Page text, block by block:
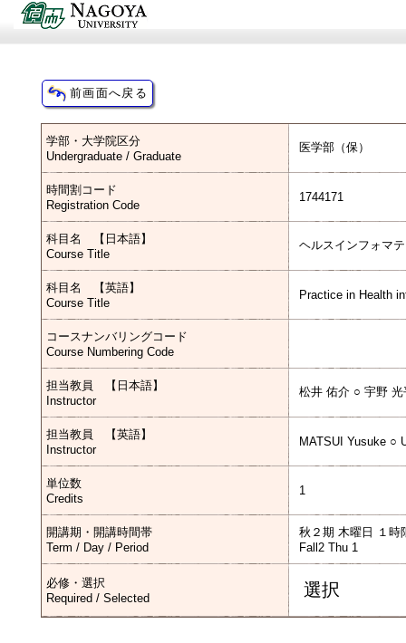
学部・大学院区分
Undergraduate / Graduate
医学部（保）
時間割コード
Registration Code
1744171
科目名 【日本語】
Course Title
ヘルスインフォマ
科目名 【英語】
Course Title
Practice in Health
コースナンバリングコード
Course Numbering Code
担当教員 【日本語】
Instructor
松井 佑介 ○ 宇野
担当教員 【英語】
Instructor
MATSUI Yusuke ○
単位数
Credits
1
開講期・開講時間帯
Term / Day / Period
秋２期 木曜日 １時
Fall2 Thu 1
必修・選択
Required / Selected
選択